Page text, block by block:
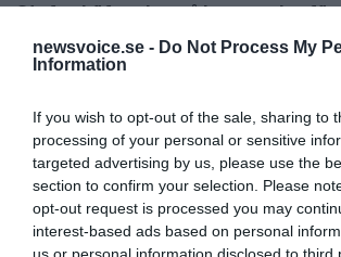
newsvoice.se - Do Not Process My
Information
If you wish to opt-out of the sale, sharing to
processing of your personal or sensitive
targeted advertising by us, please use the
section to confirm your selection. Please
opt-out request is processed you may
interest-based ads based on personal
us or personal information disclosed to third
Stefan Löfven har på hemmaplan
sig som en viktig EU-spelare och att
skall få ALLA länder i EU att följa
flesta EU-länder skrattar man i smyg
svensken. Storhetsvansinnet i detta
dokumenterats på ett ingående
NewsVoice återkommer till i en